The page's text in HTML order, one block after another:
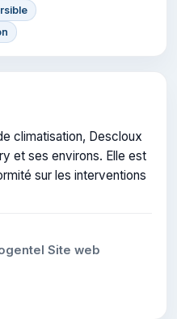
climatisation, Descloux
et ses environs. Elle est
sur les interventions
Site web